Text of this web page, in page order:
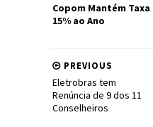
Copom Mantém
15% ao Ano
PREVIOUS
Eletrobras tem
Renúncia de 9 dos 11
Conselheiros